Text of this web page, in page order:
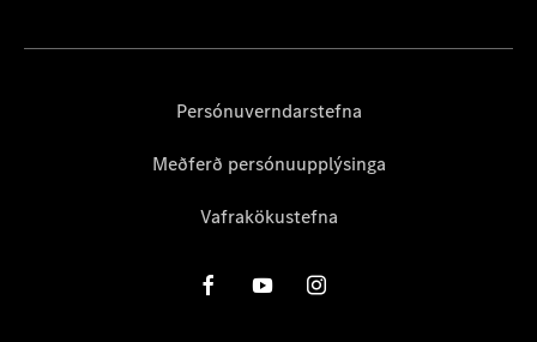
Persónuverndarstefna
Meðferð persónuupplýsinga
Vafrakökustefna